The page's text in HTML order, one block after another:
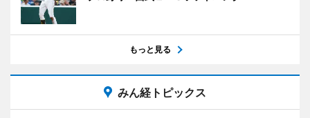
もっと見る
みん経トピックス